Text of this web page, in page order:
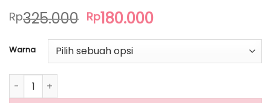
Rp325.000 Harga
adalah:
Rp325.000.
Rp180.000Harga
adalah:
Warna
Kuantitas Panlandwoo - Marie Collection - Kalung Wanita